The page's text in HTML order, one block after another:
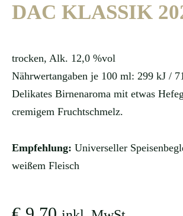
DAC KLASSIK
trocken, Alk. 12,0 %vol
Nährwertangaben je 100 ml: 299 kJ /
Delikates Birnenaroma mit etwas
cremigem Fruchtschmelz.
Empfehlung: Universeller
weißem Fleisch